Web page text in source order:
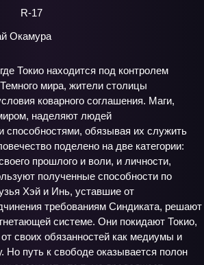
R-17
Окамура
Токио находится под контролем
мира, жители столицы
коварного соглашения. Маги,
наделяют людей
способностями, обязывая их служить
поделено на две категории:
прошлого и воли, и личности,
полученные способности по
Хэй и Инь, уставшие от
требованиям Синдиката, решают
системе. Они покидают Токио,
своих обязанностей как медиумы и
Но путь к свободе оказывается полон